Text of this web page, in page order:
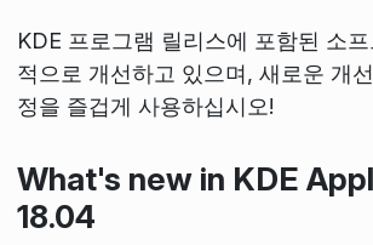
KDE 프로그램 릴리스에 포함된 소
적으로 개선하고 있으며, 새로운 개
정을 즐겁게 사용하십시오!
What's new in KDE
18.04